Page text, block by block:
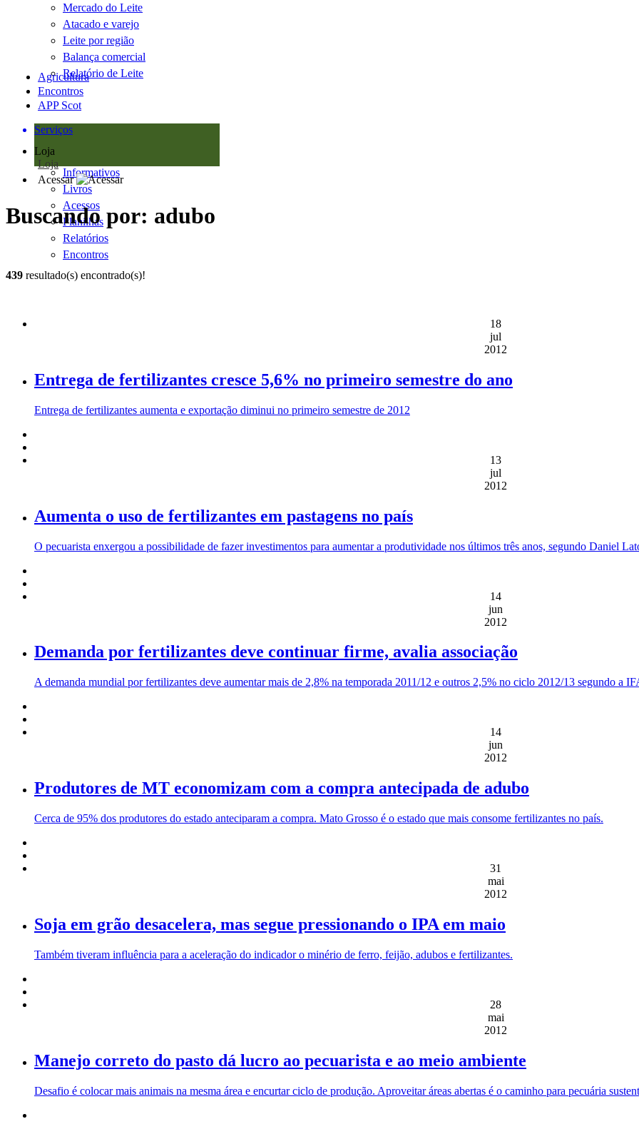
Mercado do Leite
Atacado e varejo
Leite por região
Balança comercial
Relatório de Leite
Agricultura
Encontros
APP Scot
Serviços
Loja
Loja
Informativos
Livros
Acessos
Planilhas
Relatórios
Encontros
Acessar
Buscando por: adubo
439 resultado(s) encontrado(s)!
18
jul
2012
Entrega de fertilizantes cresce 5,6% no primeiro semestre do ano
Entrega de fertilizantes aumenta e exportação diminui no primeiro semestre de 2012
13
jul
2012
Aumenta o uso de fertilizantes em pastagens no país
O pecuarista enxergou a possibilidade de fazer investimentos para aumentar a produtividade nos últimos três anos, segundo Daniel
14
jun
2012
Demanda por fertilizantes deve continuar firme, avalia associação
A demanda mundial por fertilizantes deve aumentar mais de 2,8% na temporada 2011/12 e outros 2,5% no ciclo 2012/13 segundo a
14
jun
2012
Produtores de MT economizam com a compra antecipada de adubo
Cerca de 95% dos produtores do estado anteciparam a compra. Mato Grosso é o estado que mais consome fertilizantes no país.
31
mai
2012
Soja em grão desacelera, mas segue pressionando o IPA em maio
Também tiveram influência para a aceleração do indicador o minério de ferro, feijão, adubos e fertilizantes.
28
mai
2012
Manejo correto do pasto dá lucro ao pecuarista e ao meio ambiente
Desafio é colocar mais animais na mesma área e encurtar ciclo de produção. Aproveitar áreas abertas é o caminho para pecuária